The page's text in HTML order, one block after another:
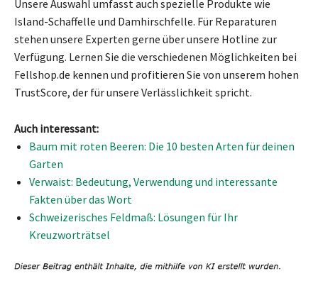
Unsere Auswahl umfasst auch spezielle Produkte wie
Island-Schaffelle und Damhirschfelle. Für Reparaturen
stehen unsere Experten gerne über unsere Hotline zur
Verfügung. Lernen Sie die verschiedenen Möglichkeiten bei
Fellshop.de kennen und profitieren Sie von unserem hohen
TrustScore, der für unsere Verlässlichkeit spricht.
Auch interessant:
Baum mit roten Beeren: Die 10 besten Arten für deinen
Garten
Verwaist: Bedeutung, Verwendung und interessante
Fakten über das Wort
Schweizerisches Feldmaß: Lösungen für Ihr
Kreuzworträtsel